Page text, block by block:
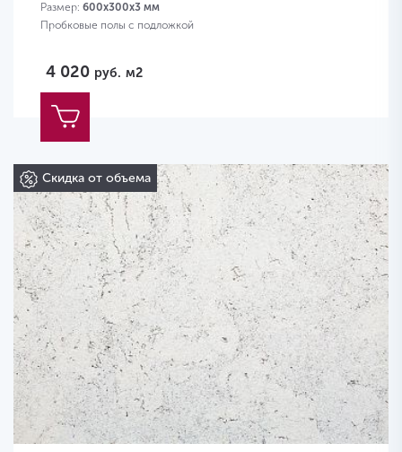
Размер: 600х300х3 мм
Пробковые полы с подложкой
4 020 руб. м2
Скидка от объема